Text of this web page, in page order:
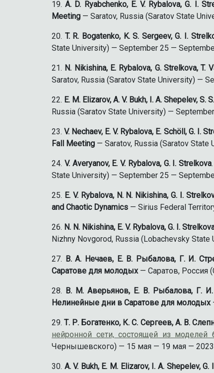
A. D. Ryabchenko, E. V. Rybalova, G. I.
Meeting — Saratov, Russia (Saratov State
T. R. Bogatenko, K. S. Sergeev, G. I.
State University) — September 25 —
N. Nikishina, E. Rybalova, G. Strelkova, T.
Saratov, Russia (Saratov State University) —
E. M. Elizarov, A. V. Bukh, I. A. Shepelev, S.
Russia (Saratov State University) —
V. Nechaev, E. V. Rybalova, E. Schöll, G. I.
Fall Meeting — Saratov, Russia (Saratov
V. Averyanov, E. V. Rybalova, G. I. Strelkova.
State University) — September 25 —
E. V. Rybalova, N. N. Nikishina, G. I.
and Chaotic Dynamics — Sirius Federal
N. N. Nikishina, E. V. Rybalova, G. I.
Nizhny Novgorod, Russia (Lobachevsky
В. А. Нечаев, Е. В. Рыбалова, Г. И.
Саратове для молодых— Саратов, Россия
В. М. Аверьянов, Е. В. Рыбалова, Г. И.
Нелинейные дни в Саратове для молодых
Т. Р. Богатенко, К. С. Сергеев, А. В.
нейронной сети, состоящей из моделей
Чернышевского) — 15 мая — 19 мая —
A. V. Bukh, E. M. Elizarov, I. A. Shepelev, G.